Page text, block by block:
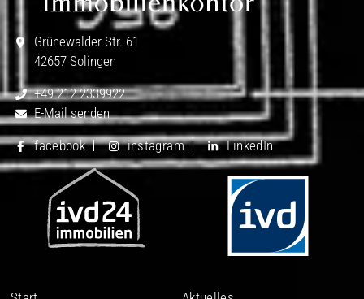
Grünewalder Str. 61
42657 Solingen
+49 212 2339922
E-Mail senden
facebook
instagram LinkedIn